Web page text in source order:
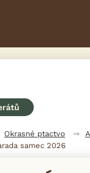
Okrasné ptactvo
samec 2026